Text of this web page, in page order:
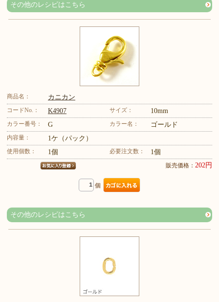
その他のレシピはこちら
商品名： カニカン
コードNo.： K4907 サイズ： 10mm
カラー番号： G カラー名： ゴールド
内容量： 1ケ（パック）
使用個数： 1個 必要注文数： 1個
販売価格： 202円
個
その他のレシピはこちら